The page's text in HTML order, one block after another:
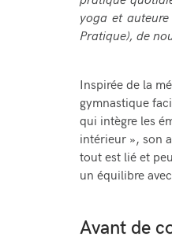
yoga et
Pratique), de
Inspirée de la
gymnastique
qui intègre les
intérieur », son
tout est lié et
un équilibre
Avant de